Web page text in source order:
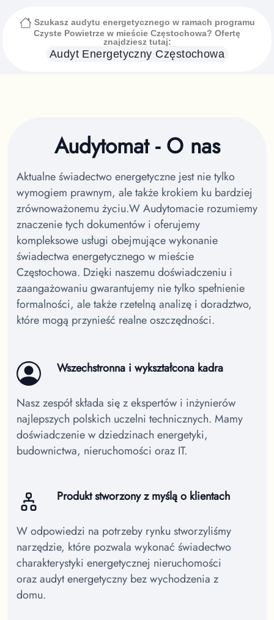
Szukasz audytu energetycznego w ramach programu
Czyste Powietrze w mieście Częstochowa? Ofertę
znajdziesz tutaj:
Audyt Energetyczny Częstochowa
Audytomat - O nas
Aktualne świadectwo energetyczne jest nie tylko
wymogiem prawnym, ale także krokiem ku bardziej
zrównoważonemu życiu.W Audytomacie rozumiemy
znaczenie tych dokumentów i oferujemy
kompleksowe usługi obejmujące wykonanie
świadectwa energetycznego w mieście
Częstochowa. Dzięki naszemu doświadczeniu i
zaangażowaniu gwarantujemy nie tylko spełnienie
formalności, ale także rzetelną analizę i doradztwo,
które mogą przynieść realne oszczędności.
Wszechstronna i wykształcona kadra
Nasz zespół składa się z ekspertów i inżynierów
najlepszych polskich uczelni technicznych. Mamy
doświadczenie w dziedzinach energetyki,
budownictwa, nieruchomości oraz IT.
Produkt stworzony z myślą o klientach
W odpowiedzi na potrzeby rynku stworzyliśmy
narzędzie, które pozwala wykonać świadectwo
charakterystyki energetycznej nieruchomości
oraz audyt energetyczny bez wychodzenia z
domu.